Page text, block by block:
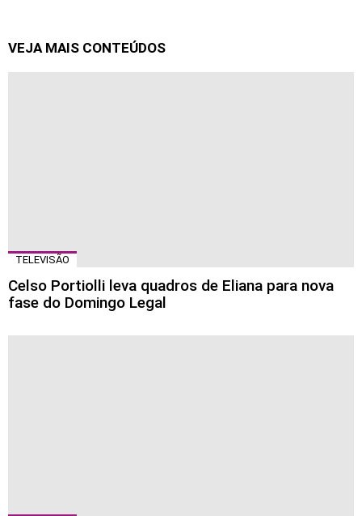
VEJA MAIS CONTEÚDOS
TELEVISÃO
Celso Portiolli leva quadros de Eliana para nova
fase do Domingo Legal